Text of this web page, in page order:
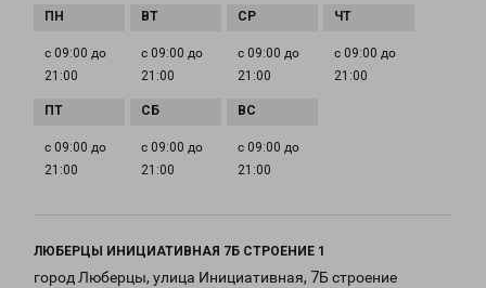
с 09:00 до
21:00
с 09:00 до
21:00
с 09:00 до
21:00
с 09:00 до
21:00
с 09:00 до
21:00
с 09:00 до
21:00
с 09:00 до
21:00
ЛЮБЕРЦЫ ИНИЦИАТИВНАЯ 7Б СТРОЕНИЕ 1
город Люберцы, улица Инициативная, 7Б строение